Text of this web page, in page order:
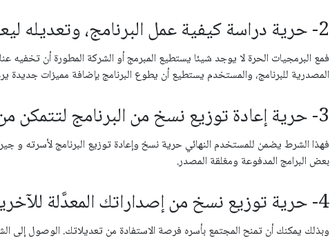
2- حرية دراسة كيفية عمل البرنامج، وتعديله ليعمل وفق رغباتك.
فمع البرمجيات الحرة لا يوجد شيئا يستطيع المبرمج أو الشركة المطورة أن تخفيه
المصدرية للبرنامج، والمستخدم يستطيع أن يطوع البرنامج بإضافة مميزات جديدة
3- حرية إعادة توزيع نسخ من البرنامج لتتمكن من مساعدة جارك أو صديقك.
فهذا الشرط يضمن للمستخدم النهائي حرية نسخ وإعادة توزيع البرنامج لأسرته و
بعض البرامج المدفوعة ومغلقة المصدر.
4- حرية توزيع نسخ من إصداراتك المعدَّلة للآخرين.
وبذلك يمكنك أن تمنح المجتمع بأسره فرصة الاستفادة من تعديلاتك. الوصول إلى